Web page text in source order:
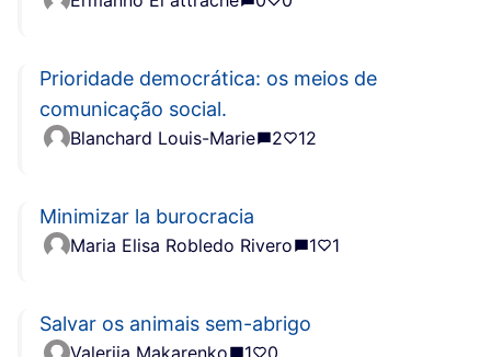
Prioridade democrática: os meios de
comunicação social.
Blanchard Louis-Marie 2 12
Minimizar la burocracia
Maria Elisa Robledo Rivero 1 1
Salvar os animais sem-abrigo
Valeriia Makarenko 1 0